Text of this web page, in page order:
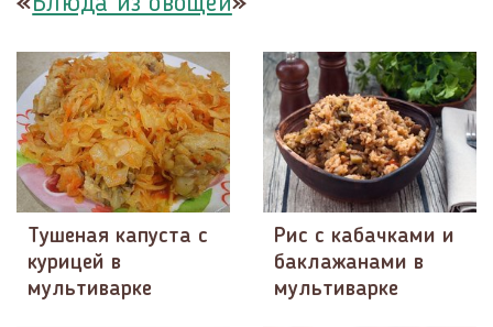
Тушеная капуста с
курицей в
мультиварке
Рис с кабачками и
баклажанами в
мультиварке